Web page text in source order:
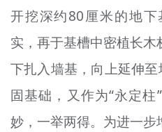
开挖深约80厘米的地
实，再于基槽中密植长
下扎入墙基，向上延伸至
固基础，又作为“永定
妙，一举两得。为进一步